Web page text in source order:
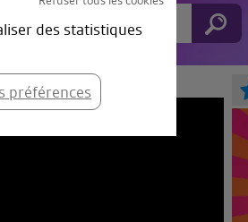
des statistiques
préférences